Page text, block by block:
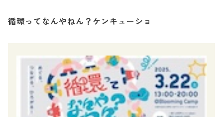
循環ってなんやねん？ケンキューショ